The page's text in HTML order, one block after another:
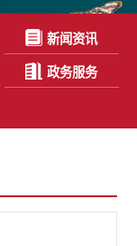
新闻资讯
政务服务